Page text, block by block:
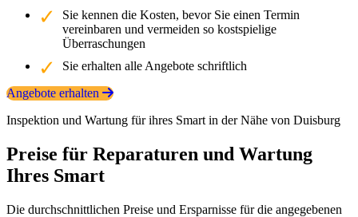
Sie kennen die Kosten, bevor Sie einen Termin
vereinbaren und vermeiden so kostspielige
Überraschungen
Sie erhalten alle Angebote schriftlich
Angebote erhalten
Inspektion und Wartung für ihres Smart in der Nähe von Duisburg
Preise für Reparaturen und Wartung
Ihres Smart
Die durchschnittlichen Preise und Ersparnisse für die angegebenen